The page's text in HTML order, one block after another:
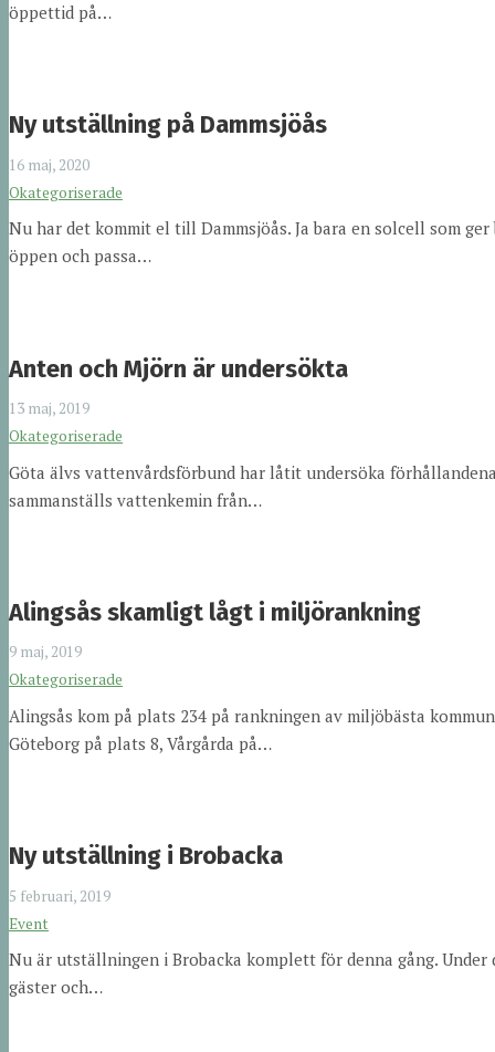
öppettid på…
Ny utställning på Dammsjöås
16 maj, 2020
Okategoriserade
Nu har det kommit el till Dammsjöås. Ja bara en solcell som
öppen och passa…
Anten och Mjörn är undersökta
13 maj, 2019
Okategoriserade
Göta älvs vattenvårdsförbund har låtit undersöka
sammanställs vattenkemin från…
Alingsås skamligt lågt i miljörankning
9 maj, 2019
Okategoriserade
Alingsås kom på plats 234 på rankningen av miljöbästa
Göteborg på plats 8, Vårgårda på…
Ny utställning i Brobacka
5 februari, 2019
Event
Nu är utställningen i Brobacka komplett för denna gång.
gäster och…